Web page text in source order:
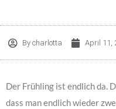
Bycharlotta April 11,
Der Frühling ist endlich da.
dass man endlich wieder